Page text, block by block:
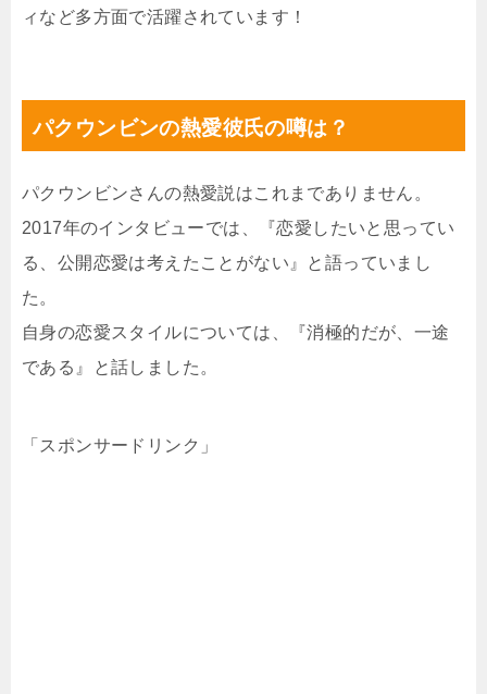
ィなど多方面で活躍されています！
パクウンビンの熱愛彼氏の噂は？
パクウンビンさんの熱愛説はこれまでありません。
2017年のインタビューでは、『恋愛したいと思ってい
る、公開恋愛は考えたことがない』と語っていまし
た。
自身の恋愛スタイルについては、『消極的だが、一途
である』と話しました。
「スポンサードリンク」